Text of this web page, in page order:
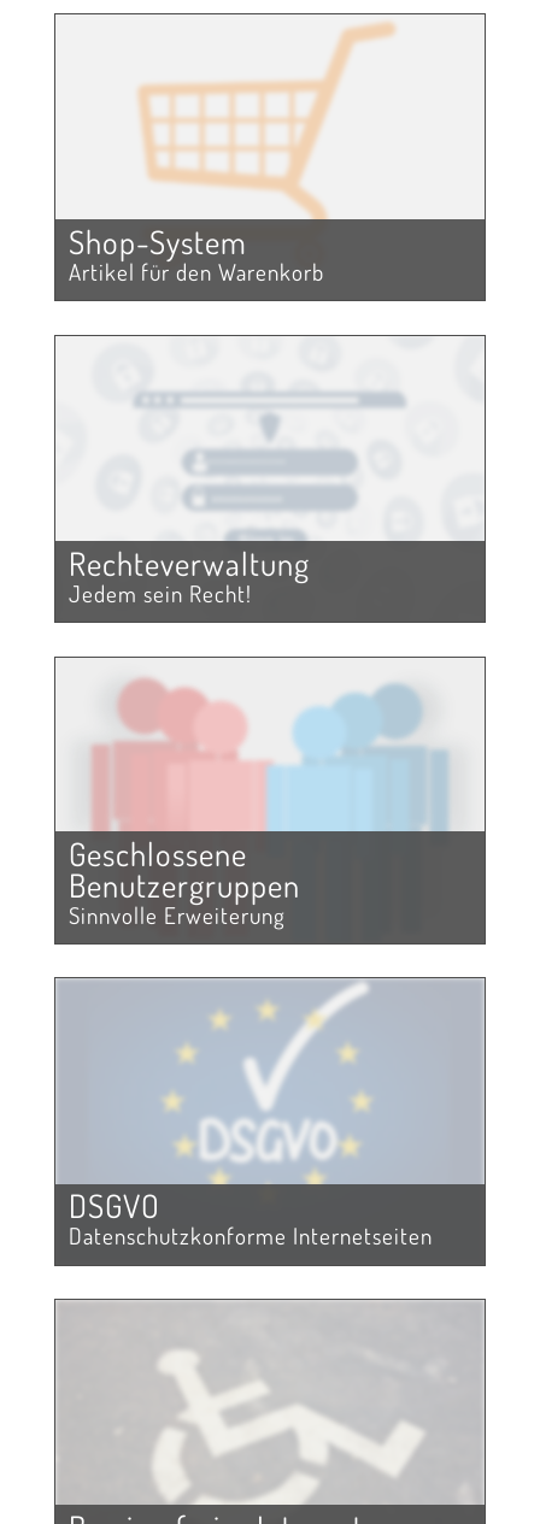
Shop-System
Artikel für den Warenkorb
Rechte­verwaltung
Jedem sein Recht!
Geschlossene
Benutzergruppen
Sinnvolle Erweiterung
DSGVO
Datenschutzkonforme Internetseiten